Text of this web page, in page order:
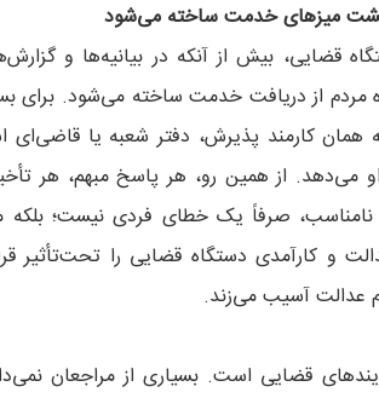
پشت میزهای خدمت ساخته می‌شود
قضایی، بیش از آنکه در بیانیه‌ها و
مردم از دریافت خدمت ساخته می‌شود. برای
همان کارمند پذیرش، دفتر شعبه یا
می‌دهد. از همین رو، هر پاسخ مبهم، هر
صرفاً یک خطای فردی نیست؛ بلکه
و کارآمدی دستگاه قضایی را تحت‌تأثیر
عدالت آسیب می‌زند.
قضایی است. بسیاری از مراجعان